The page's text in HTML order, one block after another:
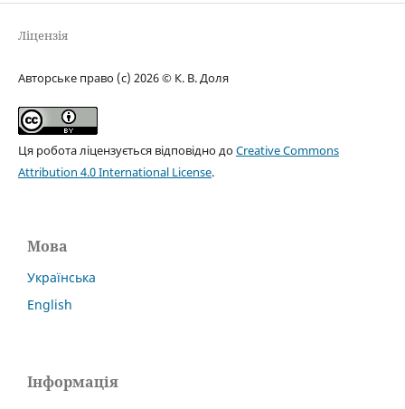
Ліцензія
Авторське право (c) 2026 © К. В. Доля
Ця робота ліцензується відповідно доCreative Commons
Attribution 4.0 International License.
Мова
Українська
English
Інформація